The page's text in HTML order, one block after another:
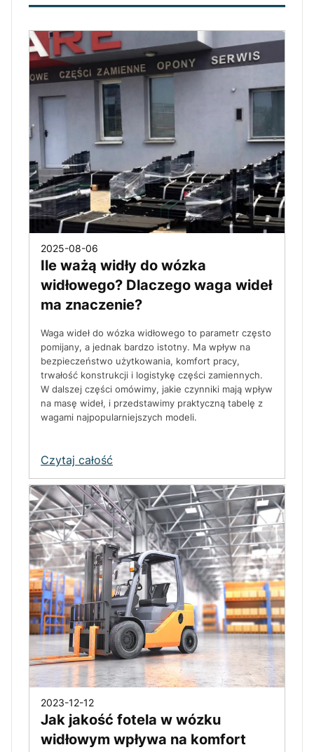
2025-08-06
Ile ważą widły do wózka
widłowego? Dlaczego waga wideł
ma znaczenie?
Waga wideł do wózka widłowego to parametr często
pomijany, a jednak bardzo istotny. Ma wpływ na
bezpieczeństwo użytkowania, komfort pracy,
trwałość konstrukcji i logistykę części zamiennych.
W dalszej części omówimy, jakie czynniki mają wpływ
na masę wideł, i przedstawimy praktyczną tabelę z
wagami najpopularniejszych modeli.
Czytaj całość
2023-12-12
Jak jakość fotela w wózku
widłowym wpływa na komfort